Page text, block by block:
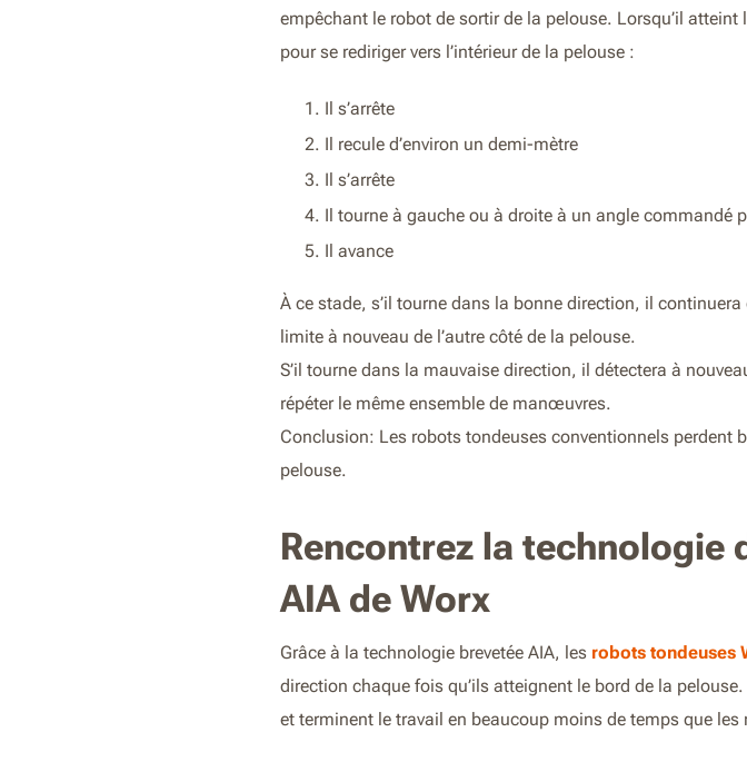
empêchant le robot de sortir de la pelouse. Lorsqu’il
pour se rediriger vers l’intérieur de la pelouse :
Il s’arrête
Il recule d’environ un demi-mètre
Il s’arrête
Il tourne à gauche ou à droite à un angle commandé
Il avance
À ce stade, s’il tourne dans la bonne direction, il
limite à nouveau de l’autre côté de la pelouse.
S’il tourne dans la mauvaise direction, il détectera à
répéter le même ensemble de manœuvres.
Conclusion: Les robots tondeuses conventionnels
pelouse.
Rencontrez la
AIA de Worx
Grâce à la technologie brevetée AIA, les robots tondeuses
direction chaque fois qu’ils atteignent le bord de la
et terminent le travail en beaucoup moins de temps que